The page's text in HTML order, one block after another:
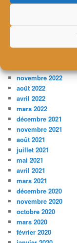
décembre 2023
juillet 2023
février 2023
novembre 2022
août 2022
avril 2022
mars 2022
décembre 2021
novembre 2021
août 2021
juillet 2021
mai 2021
avril 2021
mars 2021
décembre 2020
novembre 2020
octobre 2020
mars 2020
février 2020